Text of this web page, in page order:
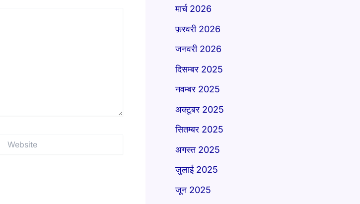
मार्च 2026
फ़रवरी 2026
जनवरी 2026
दिसम्बर 2025
नवम्बर 2025
अक्टूबर 2025
सितम्बर 2025
अगस्त 2025
जुलाई 2025
जून 2025